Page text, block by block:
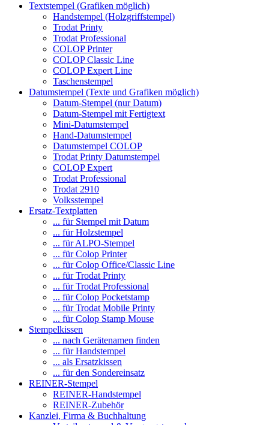
Textstempel (Grafiken möglich)
Handstempel (Holzgriffstempel)
Trodat Printy
Trodat Professional
COLOP Printer
COLOP Classic Line
COLOP Expert Line
Taschenstempel
Datumstempel (Texte und Grafiken möglich)
Datum-Stempel (nur Datum)
Datum-Stempel mit Fertigtext
Mini-Datumstempel
Hand-Datumstempel
Datumstempel COLOP
Trodat Printy Datumstempel
COLOP Expert
Trodat Professional
Trodat 2910
Volksstempel
Ersatz-Textplatten
... für Stempel mit Datum
... für Holzstempel
... für ALPO-Stempel
... für Colop Printer
... für Colop Office/Classic Line
... für Trodat Printy
... für Trodat Professional
... für Colop Pocketstamp
... für Trodat Mobile Printy
... für Colop Stamp Mouse
Stempelkissen
... nach Gerätenamen finden
... für Handstempel
... als Ersatzkissen
... für den Sondereinsatz
REINER-Stempel
REINER-Handstempel
REINER-Zubehör
Kanzlei, Firma & Buchhaltung